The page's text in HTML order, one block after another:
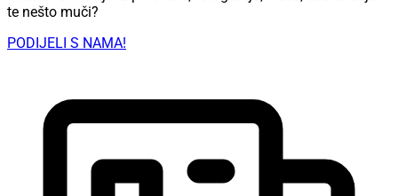
te nešto muči?
PODIJELI S NAMA!